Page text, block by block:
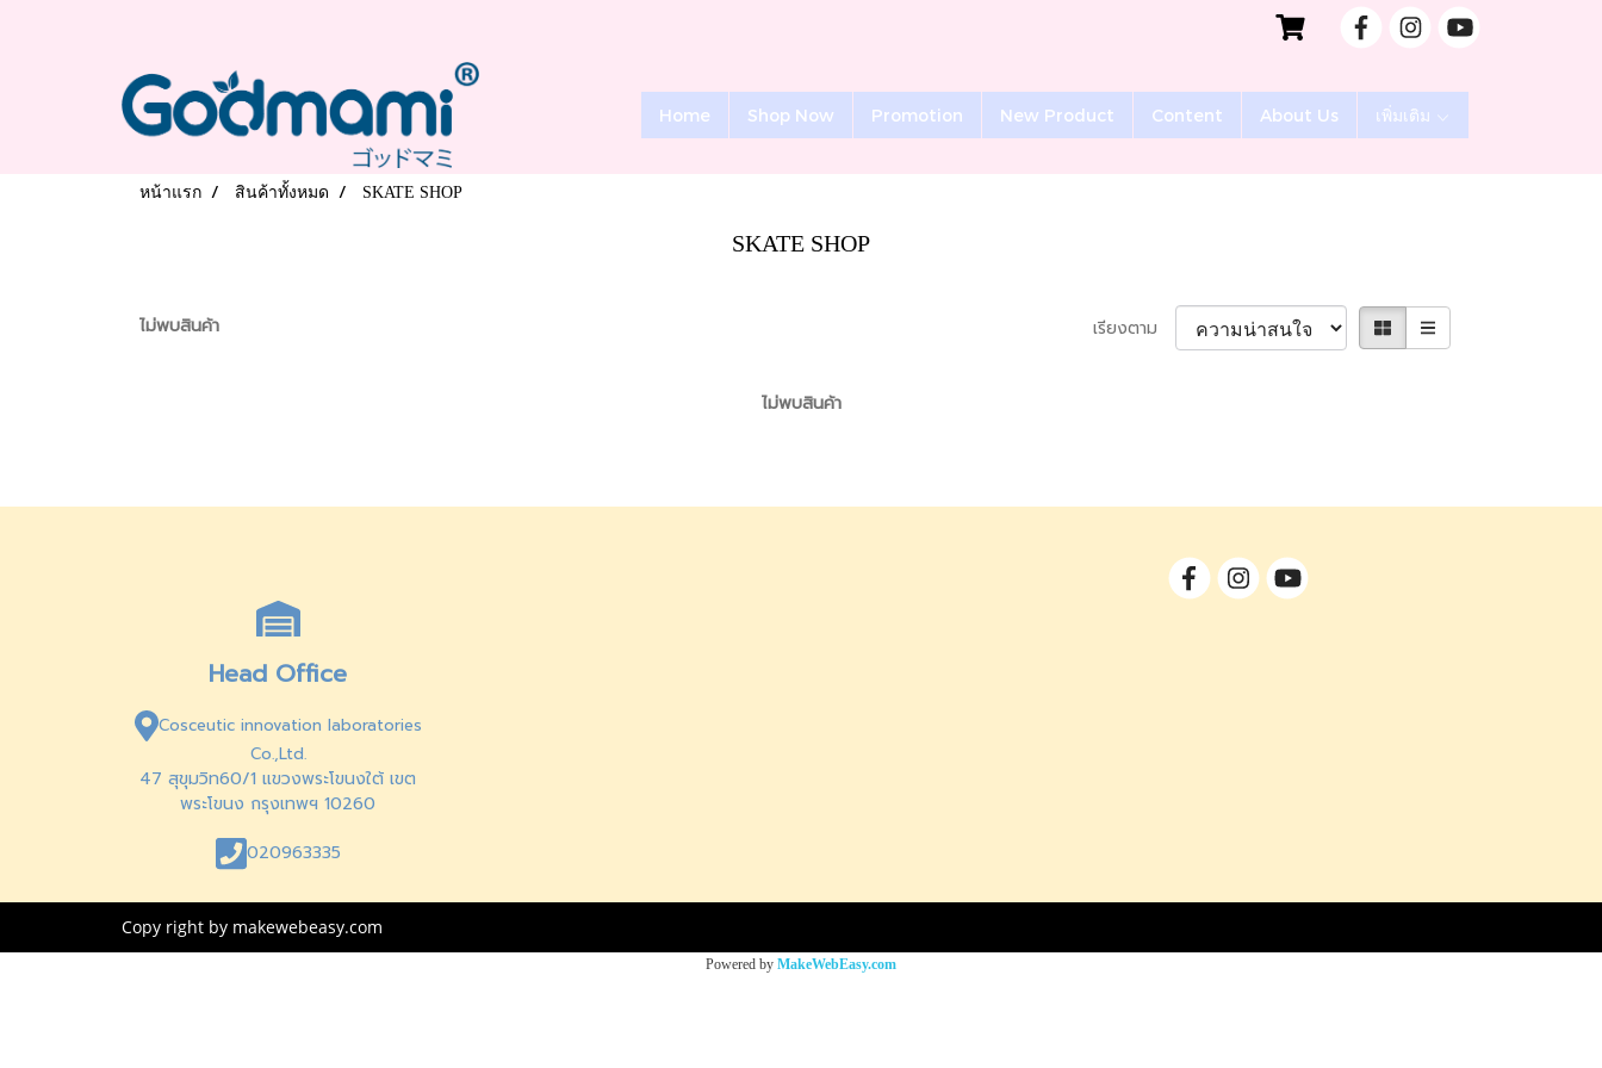
Home Shop Now Promotion New Product Content About Us เพิ่มเติม
หน้าแรก สินค้าทั้งหมด SKATE SHOP
SKATE SHOP
ไม่พบสินค้า เรียงตาม
ไม่พบสินค้า
Head Office
Cosceutic innovation laboratories
Co.,Ltd.
47 สุขุมวิท60/1 แขวงพระโขนงใต้ เขต
พระโขนง กรุงเทพฯ 10260
020963335
Copy right by makewebeasy.com
Powered by MakeWebEasy.com